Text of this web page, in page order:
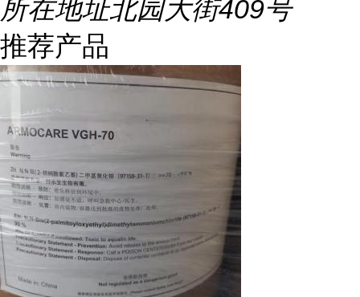
所在地址北园大街409号
推荐产品